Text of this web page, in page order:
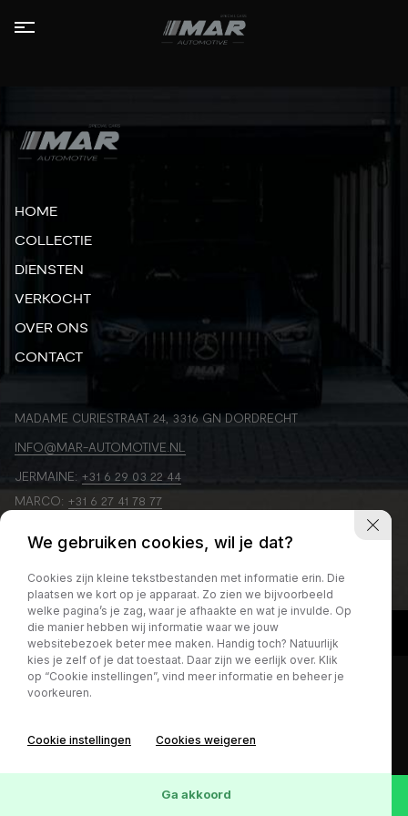
COLLECTIE
DIENSTEN
VERKOCHT
ONS
HOME
COLLECTIE
DIENSTEN
VERKOCHT
OVER ONS
CONTACT
MADAME CURIESTRAAT 24, 3316 GN DORDRECHT
INFO@MAR-AUTOMOTIVE.NL
JERMAINE: +31 6 29 03 22 44
MARCO: +31 6 27 41 78 77
We gebruiken cookies, wil je dat?
Cookies zijn kleine tekstbestanden met informatie erin. Die
plaatsen we kort op je apparaat. Zo zien we bijvoorbeeld
welke pagina’s je zag, waar je afhaakte en wat je invulde. Op
die manier hebben wij informatie waar we jouw
websitebezoek beter mee maken. Handig toch? Natuurlijk
kies je zelf of je dat toestaat. Daar zijn we eerlijk over. Klik
op “Cookie instellingen”, vind meer informatie en beheer je
voorkeuren.
Cookie instellingen Cookies weigeren
Ga akkoord